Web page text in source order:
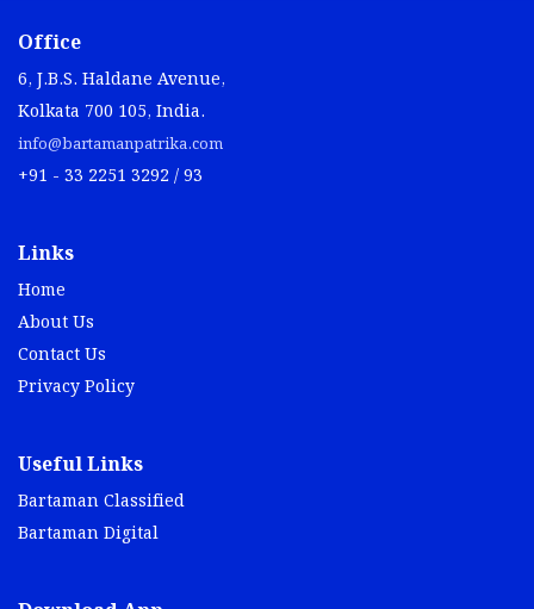
Office
6, J.B.S. Haldane Avenue,
Kolkata 700 105, India.
info@bartamanpatrika.com
+91 - 33 2251 3292 / 93
Links
Home
About Us
Contact Us
Privacy Policy
Useful Links
Bartaman Classified
Bartaman Digital